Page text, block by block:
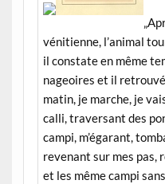
vénitienne, l’animal
il constate en même
nageoires et il retrouvé
matin, je marche, je
calli, traversant des
campi, m’égarant,
revenant sur mes pas,
et les même campi